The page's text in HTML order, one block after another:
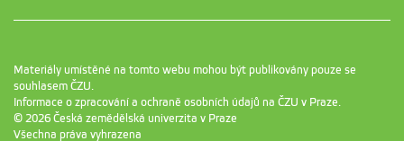
Materiály umístěné na tomto webu mohou být publikovány pouze se
souhlasem ČZU.
Informace o zpracování a ochraně osobních údajů na ČZU v Praze.
© 2026 Česká zemědělská univerzita v Praze
Všechna práva vyhrazena